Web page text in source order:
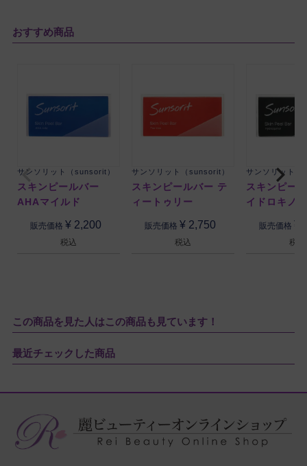
おすすめ商品
サンソリット（sunsorit）
スキンピールバー
AHAマイルド
販売価格 ¥ 2,200
税込
サンソリット（sunsorit）
スキンピールバー テ
ィートゥリー
販売価格 ¥ 2,750
税込
サンソリット
スキンピー
イドロキノ
販売価格 ¥
税込
この商品を見た人はこの商品も見ています！
最近チェックした商品